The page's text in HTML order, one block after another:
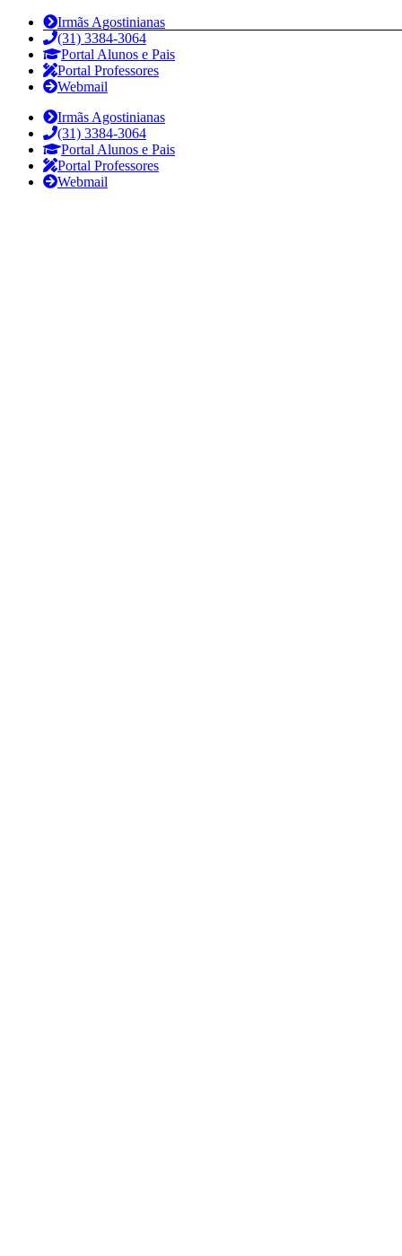
Irmãs Agostinianas
(31) 3384-3064
Portal Alunos e Pais
Portal Professores
Webmail
Irmãs Agostinianas
(31) 3384-3064
Portal Alunos e Pais
Portal Professores
Webmail